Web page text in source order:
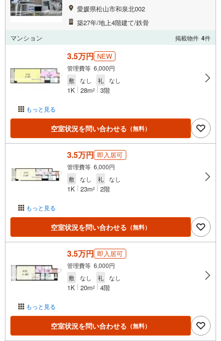
愛媛県松山市和泉北002
築27年/地上4階建て/鉄骨
マンション
掲載物件 4件
もっと見る
3.5万円 NEW
管理費等 6,000円
敷
なし 礼 なし
1K 28m2 3階
空室状況を問い合わせる （無料）
もっと見る
3.5万円 即入居可
管理費等 6,000円
敷
なし 礼 なし
1K 23m2 2階
空室状況を問い合わせる （無料）
もっと見る
3.5万円 即入居可
管理費等 6,000円
敷
なし 礼 なし
1K 20m2 4階
空室状況を問い合わせる （無料）